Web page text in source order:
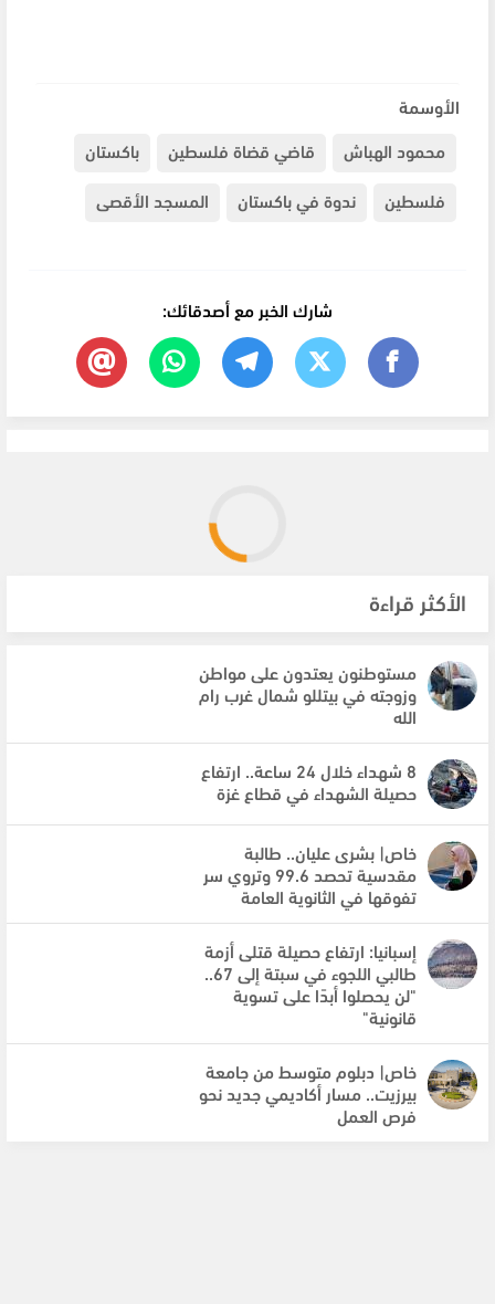
الأوسمة
محمود الهباش
قاضي قضاة فلسطين
باكستان
فلسطين
ندوة في باكستان المسجد الأقصى
شارك الخبر مع أصدقائك:
الأكثر قراءة
مستوطنون يعتدون على مواطن
وزوجته في بيتللو شمال غرب رام
الله
8 شهداء خلال 24 ساعة.. ارتفاع
حصيلة الشهداء في قطاع غزة
خاص| بشرى عليان.. طالبة
مقدسية تحصد 99.6 وتروي سر
تفوقها في الثانوية العامة
إسبانيا: ارتفاع حصيلة قتلى أزمة
طالبي اللجوء في سبتة إلى 67..
"لن يحصلوا أبدًا على تسوية
قانونية"
خاص| دبلوم متوسط من جامعة
بيرزيت.. مسار أكاديمي جديد نحو
فرص العمل